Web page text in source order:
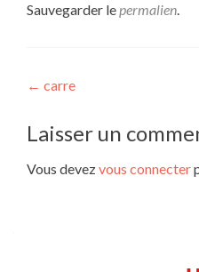
Sauvegarder lepermalien.
Navigation
des
articles
← carre
Laisser un
Vous devezvous connecter